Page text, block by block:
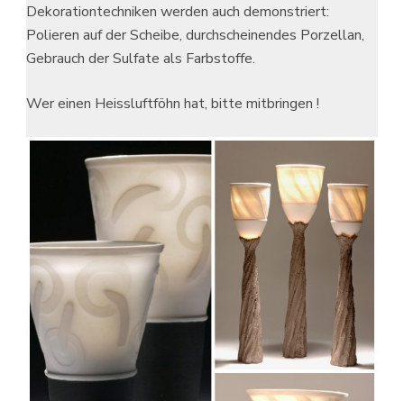
Dekorationtechniken werden auch demonstriert:
Polieren auf der Scheibe, durchscheinendes Porzellan,
Gebrauch der Sulfate als Farbstoffe.
Wer einen Heissluftföhn hat, bitte mitbringen !